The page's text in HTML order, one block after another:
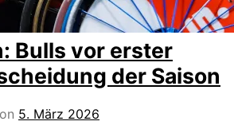
Bulls vor erster
der Saison
on 5. März 2026